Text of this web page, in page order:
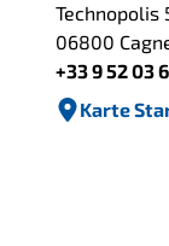
Technopolis
06800
+33 9 52 03
Karte